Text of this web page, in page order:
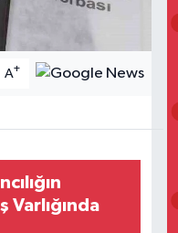
A+
Varlığında